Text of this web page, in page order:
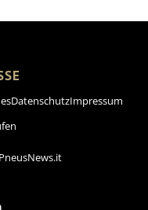
DatenschutzImpressum
PneusNews.it